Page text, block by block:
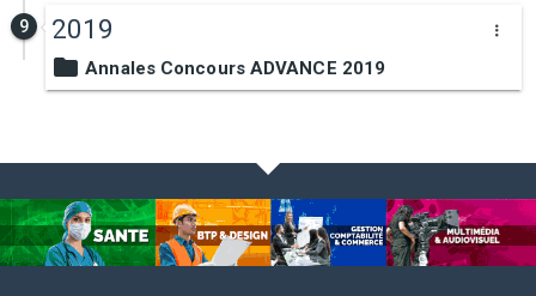
9 2019
Annales Concours ADVANCE 2019